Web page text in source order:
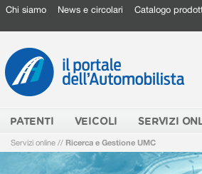
Chi siamo News e circolari Catalogo
PATENTI VEICOLI SERVIZI
Servizi online // Ricerca e Gestione UMC